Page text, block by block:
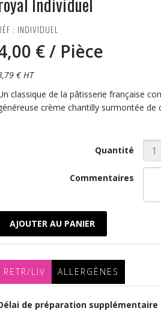
: INDIVIDUEL
€/ Pièce
€ HT
classique de la pâtisserie française
crème chantilly surmontée de
Quantité
Commentaires
AJOUTER AU PANIER
RETR/LIV ALLERGÈNES
de préparation supplémentaire